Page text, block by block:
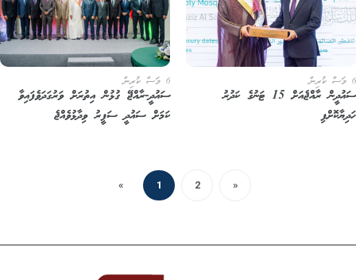
ސައުދީން ރާއްޖެއަށް 15 ޓަނުގެ ކަދުރު
ސައުދީ-ރާއްޖޭ ގުޅުން އިތުރަށް ވަރުގަދަވެފައިވާ
ކަމަށް ސައުދީ ސަފީރު ވިދާޅުވެއްޖެ